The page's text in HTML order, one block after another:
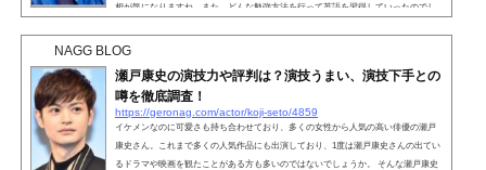
相が気になりますね。また、どんな勉強方法を行って英語を習得していったのでし
NAGG BLOG
瀬戸康史の演技力や評判は？演技うまい、演技下手との
噂を徹底調査！
https://geronag.com/actor/koji-seto/4859
イケメンなのに可愛さも持ち合わせており、多くの女性から人気の高い俳優の瀬戸
康史さん。これまで多くの人気作品にも出演しており、1度は瀬戸康史さんの出てい
るドラマや映画を観たことがある方も多いのではないでしょうか。 そんな瀬戸康史